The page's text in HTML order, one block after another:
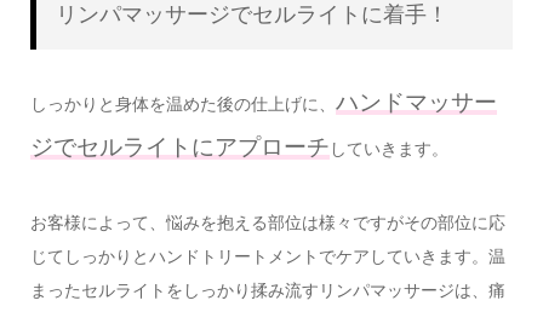
リンパマッサージでセルライトに着手！
しっかりと身体を温めた後の仕上げに、 ハンドマッサー
ジでセルライトにアプローチ していきます。
お客様によって、悩みを抱える部位は様々ですがその部位に応
じてしっかりとハンドトリートメントでケアしていきます。温
まったセルライトをしっかり揉み流すリンパマッサージは、痛